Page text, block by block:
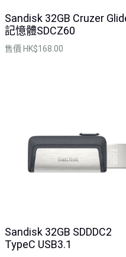
Sandisk 32GB Cruzer
記憶體SDCZ60
售價 HK$168.00
Sandisk 32GB SDDDC2
TypeC USB3.1